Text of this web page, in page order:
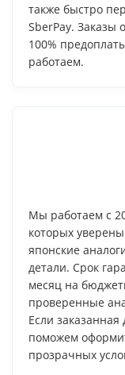
также быстро
SberPay. Заказы
100%
работаем.
Мы работаем с
которых
японские
детали. Срок
месяц на
проверенные
Если
поможем
прозрачных